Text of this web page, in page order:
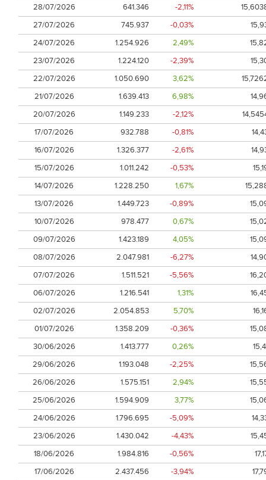
28/07/2026
641.346 -2,11%
27/07/2026
745.937 -0,03%
24/07/2026
1.254.926 2,49%
23/07/2026
1.224.120 -2,39%
22/07/2026
1.050.690 3,62%
21/07/2026
1.639.413 6,98%
20/07/2026
1.149.233 -2,12%
17/07/2026
932.788 -0,81%
16/07/2026
1.326.377 -2,61%
15/07/2026
1.011.242 -0,53%
14/07/2026
1.228.250 1,67%
13/07/2026
1.449.723 -0,89%
10/07/2026
978.477 0,67%
09/07/2026
1.423.189 4,05%
08/07/2026
2.047.981 -6,27%
07/07/2026
1.511.521 -5,56%
06/07/2026
1.216.541 1,31%
02/07/2026
2.054.853 5,70%
01/07/2026
1.358.209 -0,36%
30/06/2026
1.413.777 0,26%
29/06/2026
1.193.048 -2,25%
26/06/2026
1.575.151 2,94%
25/06/2026
1.594.909 3,77%
24/06/2026
1.796.695 -5,09%
23/06/2026
1.430.042 -4,43%
18/06/2026
1.984.816 -0,56%
17/06/2026
2.437.456 -3,94%